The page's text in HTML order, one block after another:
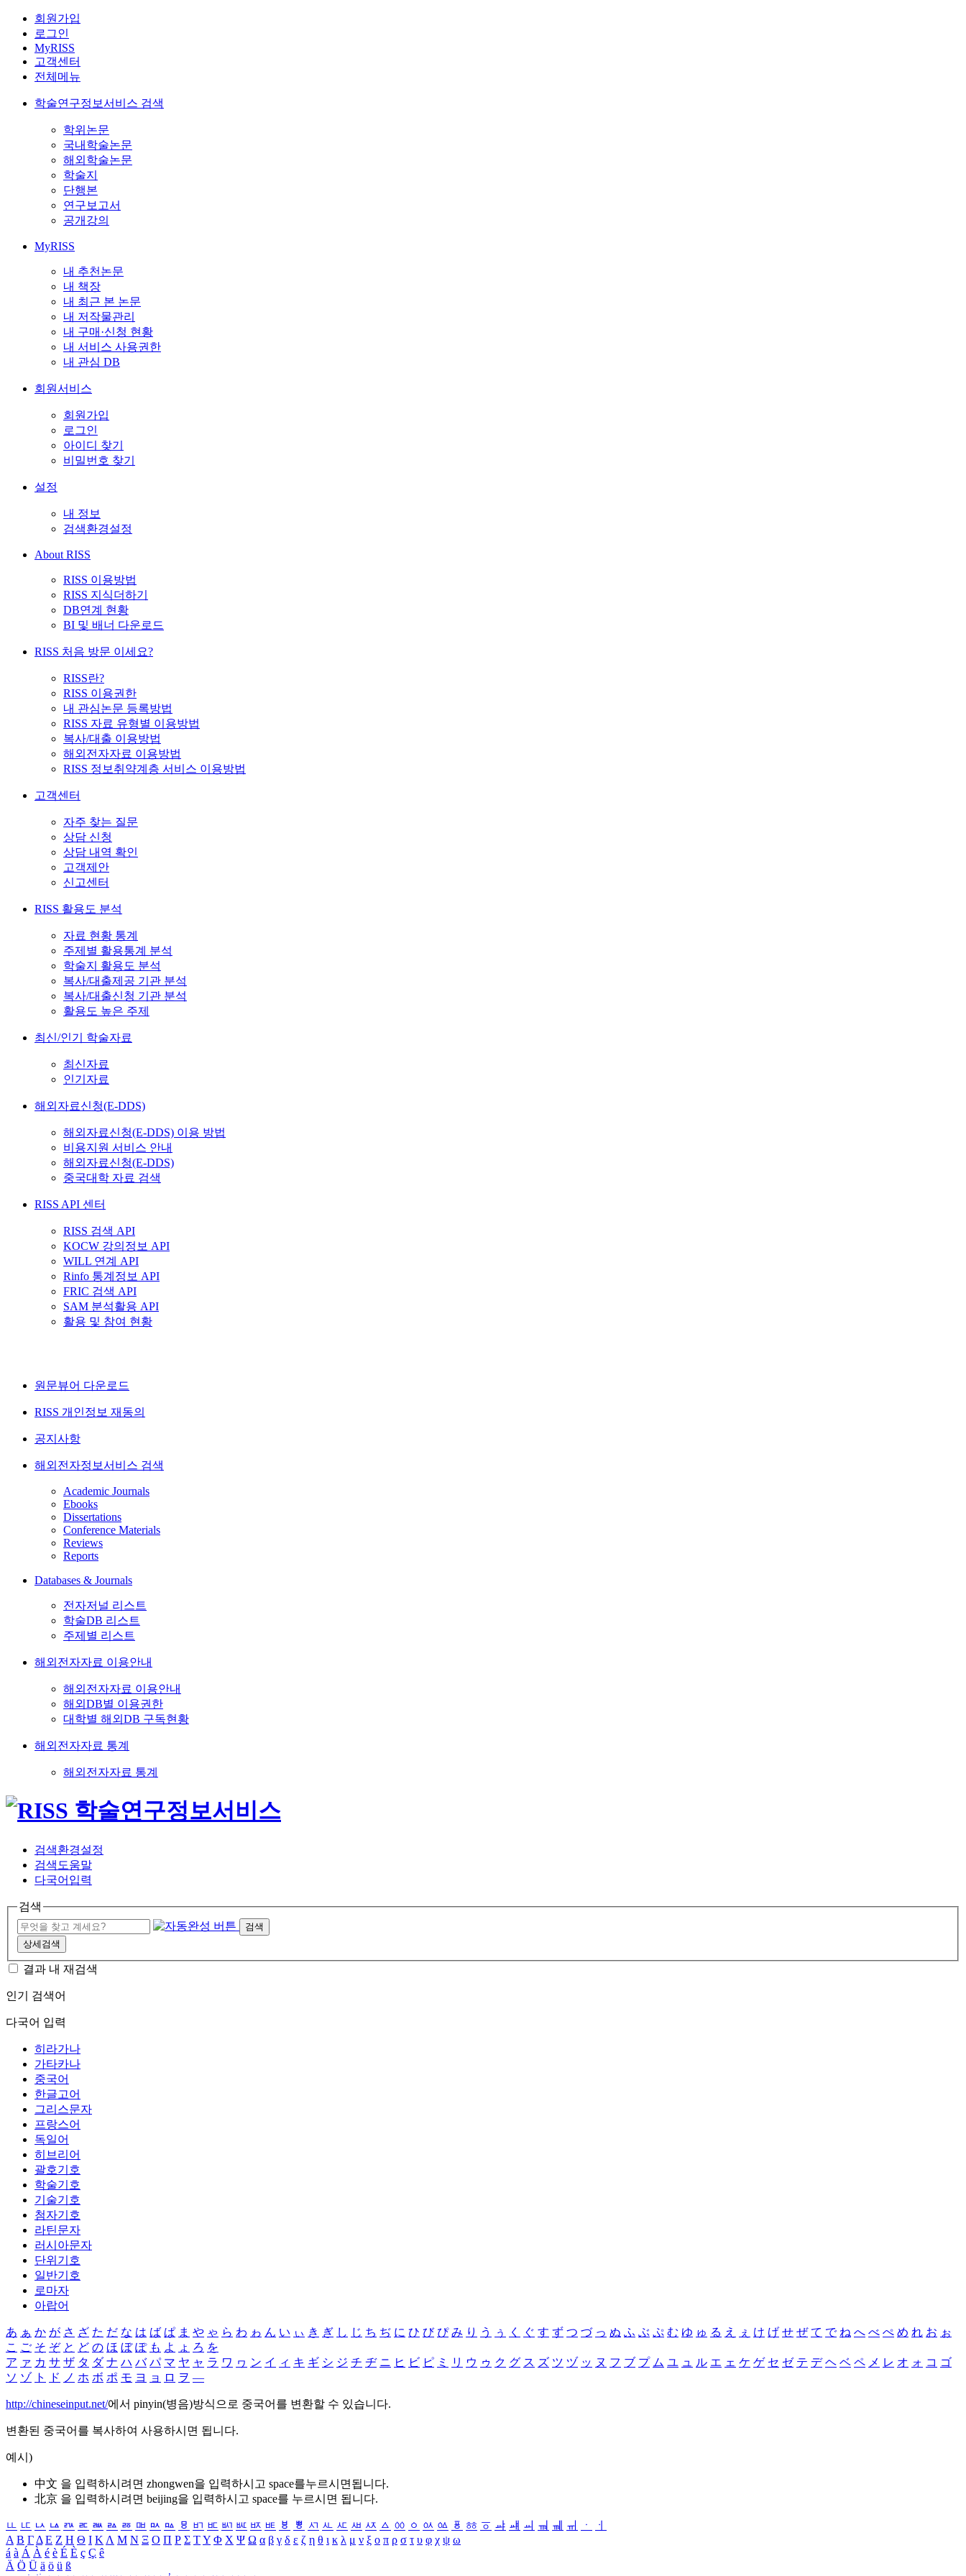
회원가입
로그인
MyRISS
고객센터
전체메뉴
학술연구정보서비스 검색
학위논문
국내학술논문
해외학술논문
학술지
단행본
연구보고서
공개강의
MyRISS
내 추천논문
내 책장
내 최근 본 논문
내 저작물관리
내 구매·신청 현황
내 서비스 사용권한
내 관심 DB
회원서비스
회원가입
로그인
아이디 찾기
비밀번호 찾기
설정
내 정보
검색환경설정
About RISS
RISS 이용방법
RISS 지식더하기
DB연계 현황
BI 및 배너 다운로드
RISS 처음 방문 이세요?
RISS란?
RISS 이용권한
내 관심논문 등록방법
RISS 자료 유형별 이용방법
복사/대출 이용방법
해외전자자료 이용방법
RISS 정보취약계층 서비스 이용방법
고객센터
자주 찾는 질문
상담 신청
상담 내역 확인
고객제안
신고센터
RISS 활용도 분석
자료 현황 통계
주제별 활용통계 분석
학술지 활용도 분석
복사/대출제공 기관 분석
복사/대출신청 기관 분석
활용도 높은 주제
최신/인기 학술자료
최신자료
인기자료
해외자료신청(E-DDS)
해외자료신청(E-DDS) 이용 방법
비용지원 서비스 안내
해외자료신청(E-DDS)
중국대학 자료 검색
RISS API 센터
RISS 검색 API
KOCW 강의정보 API
WILL 연계 API
Rinfo 통계정보 API
FRIC 검색 API
SAM 분석활용 API
활용 및 참여 현황
원문뷰어 다운로드
RISS 개인정보 재동의
공지사항
해외전자정보서비스 검색
Academic Journals
Ebooks
Dissertations
Conference Materials
Reviews
Reports
Databases & Journals
전자저널 리스트
학술DB 리스트
주제별 리스트
해외전자자료 이용안내
해외전자자료 이용안내
해외DB별 이용권한
대학별 해외DB 구독현황
해외전자자료 통계
해외전자자료 통계
검색환경설정
검색도움말
다국어입력
검색
검색
상세검색
결과 내 재검색
인기 검색어
다국어 입력
히라가나
가타카나
중국어
한글고어
그리스문자
프랑스어
독일어
히브리어
괄호기호
학술기호
기술기호
첨자기호
라틴문자
러시아문자
단위기호
일반기호
로마자
아랍어
あ ぁ か が さ ざ た だ な は ば ぱ ま や ゃ ら わ ゎ ん い ぃ き ぎ し じ ち ぢ に ひ び ぴ み り う ぅ く ぐ す ず つ づ っ ぬ ふ ぶ ぷ む ゆ ゅ る え ぇ け げ せ ぜ て で ね へ べ ぺ め れ お ぉ
こ ご そ ぞ と ど の ほ ぼ ぽ も よ ょ ろ を
ア ァ カ サ ザ タ ダ ナ ハ バ パ マ ヤ ャ ラ ワ ヮ ン イ ィ キ ギ シ ジ チ ヂ ニ ヒ ビ ピ ミ リ ウ ゥ ク グ ス ズ ツ ヅ ッ ヌ フ ブ プ ム ユ ュ ル エ ェ ケ ゲ セ ゼ テ デ ヘ ベ ペ メ レ オ ォ コ ゴ
ソ ゾ ト ド ノ ホ ボ ポ モ ヨ ョ ロ ヲ ―
http://chineseinput.net/에서 pinyin(병음)방식으로 중국어를 변환할 수 있습니다.
변환된 중국어를 복사하여 사용하시면 됩니다.
예시)
中文 을 입력하시려면 zhongwen을 입력하시고 space를누르시면됩니다.
北京 을 입력하시려면 beijing을 입력하시고 space를 누르시면 됩니다.
ㅥ ㅦ ㅧ ㅨ ㅩ ㅪ ㅫ ㅬ ㅭ ㅮ ㅯ ㅰ ㅱ ㅲ ㅳ ㅴ ㅵ ㅶ ㅷ ㅸ ㅹ ㅺ ㅻ ㅼ ㅽ ㅾ ㅿ ㆀ ㆁ ㆂ ㆃ ㆄ ㆅ ㆆ ㆇ ㆈ ㆉ ㆊ ㆋ ㆌ ㆍ
ㆎ
Α Β ΓΔ Ε Ζ Η Θ Ι ΚΛ Μ Ν Ξ Ο Π Ρ Σ ΤΥ Φ Χ Ψ Ω α β γ δ ε ζ η θ ι κ λ μ ν ξ ο π ρ σ τ υ φ χ ψ ω
á à Á À é è É È ç Ç ê
Ä Ö Ü ä ö ü ß